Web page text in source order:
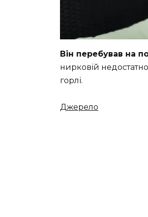
Він перебував на
нирковій
горлі.
Джерело